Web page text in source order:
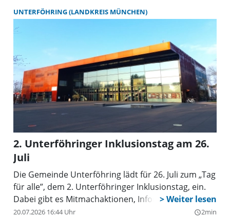
UNTERFÖHRING (LANDKREIS MÜNCHEN)
2. Unterföhringer Inklusionstag am 26.
Juli
Die Gemeinde Unterföhring lädt für 26. Juli zum „Tag
für alle”, dem 2. Unterföhringer Inklusionstag, ein.
Dabei gibt es Mitmachaktionen, Informationsstände
und noch mehr.
20.07.2026 16:44 Uhr query_builder2min